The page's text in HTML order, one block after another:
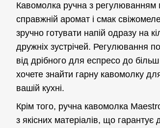
Кавомолка ручна з регулюванням
справжній аромат і смак
зручно готувати напій одразу на
дружніх зустрічей. Регулювання
від дрібного для еспресо до
хочете знайти гарну кавомолку
вашій кухні.
Крім того, ручна кавомолка
з якісних матеріалів, що гарантує